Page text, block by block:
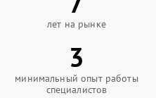
лет на рынке
3
минимальный опыт работы
специалистов